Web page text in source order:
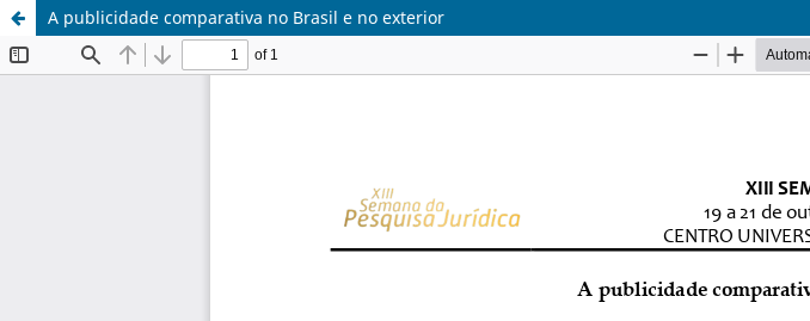
A publicidade comparativa no Brasil e no exterior